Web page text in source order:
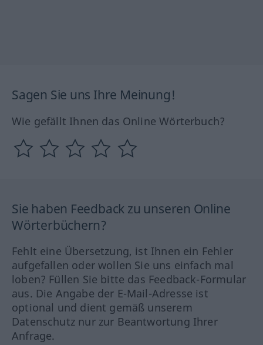
Sagen Sie uns Ihre Meinung!
Wie gefällt Ihnen das Online Wörterbuch?
Sie haben Feedback zu unseren Online
Wörterbüchern?
Fehlt eine Übersetzung, ist Ihnen ein Fehler
aufgefallen oder wollen Sie uns einfach mal
loben? Füllen Sie bitte das Feedback-Formular
aus. Die Angabe der E-Mail-Adresse ist
optional und dient gemäß unserem
Datenschutz nur zur Beantwortung Ihrer
Anfrage.